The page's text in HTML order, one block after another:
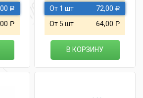
Р
Р
От 1 шт 72,00 Р
От 5 шт 64,00 Р
В КОРЗИНУ